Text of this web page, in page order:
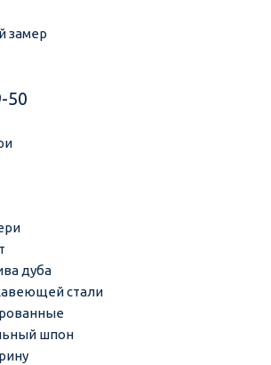
замер
50
дуба
стали
шпон